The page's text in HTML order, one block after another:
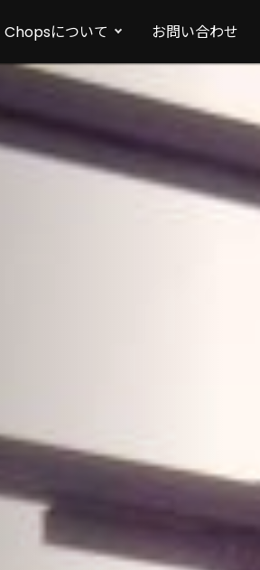
Chopsについて お問い合わせ